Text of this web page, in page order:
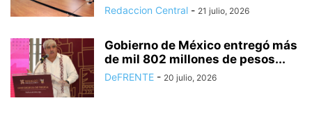
Redaccion Central - 21 julio, 2026
Gobierno de México entregó más
de mil 802 millones de pesos...
DeFRENTE - 20 julio, 2026